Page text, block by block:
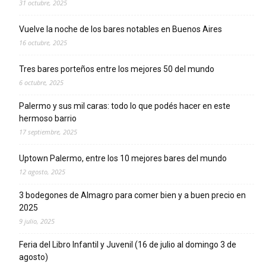
31 octubre, 2025
Vuelve la noche de los bares notables en Buenos Aires
16 octubre, 2025
Tres bares porteños entre los mejores 50 del mundo
6 octubre, 2025
Palermo y sus mil caras: todo lo que podés hacer en este
hermoso barrio
17 septiembre, 2025
Uptown Palermo, entre los 10 mejores bares del mundo
12 agosto, 2025
3 bodegones de Almagro para comer bien y a buen precio en
2025
9 julio, 2025
Feria del Libro Infantil y Juvenil (16 de julio al domingo 3 de
agosto)